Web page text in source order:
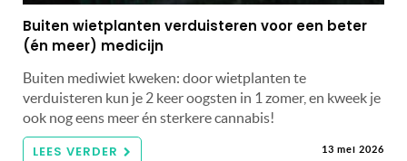
Buiten wietplanten verduisteren voor een beter
(én meer) medicijn
Buiten mediwiet kweken: door wietplanten te
verduisteren kun je 2 keer oogsten in 1 zomer, en kweek je
ook nog eens meer én sterkere cannabis!
LEES VERDER 13 mei 2026